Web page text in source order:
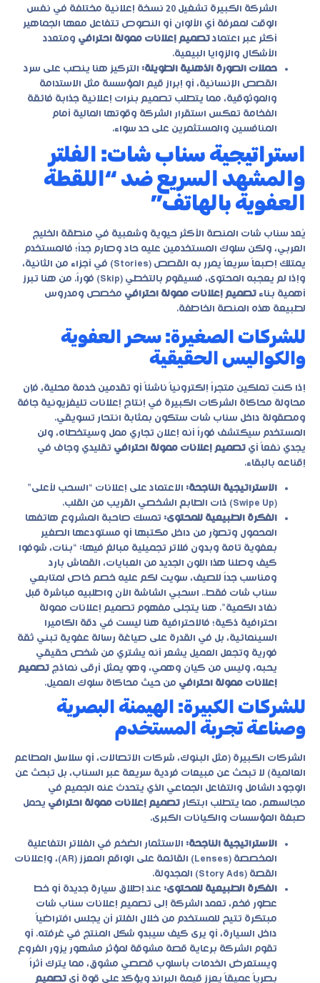
الشركة الكبيرة تشغيل 20 نسخة إعلانية مختلفة في نفس
الوقت لمعرفة أي الألوان أو النصوص تتفاعل معها الجماهير
أكثر عبر اعتماد تصميم إعلانات ممولة احترافي ومتعدد
الأشكال والزوايا البيعية.
حملات الصورة الذهنية الطويلة: التركيز هنا ينصب على سرد
القصص الإنسانية، أو إبراز قيم المؤسسة مثل الاستدامة
والموثوقية، مما يتطلب تصميم بنرات إعلانية جذابة فائقة
الفخامة تعكس استقرار الشركة وقوتها المالية أمام
المنافسين والمستثمرين على حد سواء.
استراتيجية سناب شات: الفلتر
والمشهد السريع ضد “اللقطة
العفوية بالهاتف”
يُعد سناب شات المنصة الأكثر حيوية وشعبية في منطقة الخليج
العربي، ولكن سلوك المستخدمين عليه حاد وصارم جداً؛ فالمستخدم
يمتلك إصبعاً سريعاً يمرر به القصص (Stories) في أجزاء من الثانية،
وإذا لم يعجبه المحتوى، فسيقوم بالتخطي (Skip) فوراً. من هنا تبرز
أهمية بناء تصميم إعلانات ممولة احترافي مخصص ومدروس
لطبيعة هذه المنصة الخاطفة.
للشركات الصغيرة: سحر العفوية
والكواليس الحقيقية
إذا كنتِ تملكين متجراً إلكترونياً ناشئاً أو تقدمين خدمة محلية، فإن
محاولة محاكاة الشركات الكبيرة في إنتاج إعلانات تليفزيونية جافة
ومصقولة داخل سناب شات ستكون بمثابة انتحار تسويقي.
المستخدم سيكتشف فوراً أنه إعلان تجاري ممل وسيتخطاه، ولن
يجدي نفعاً أي تصميم إعلانات ممولة احترافي تقليدي وجاف في
إقناعه بالبقاء.
الاستراتيجية الناجحة: الاعتماد على إعلانات “السحب لأعلى”
(Swipe Up) ذات الطابع الشخصي القريب من القلب.
الفكرة الطبيعية للمحتوى: تمسك صاحبة المشروع هاتفها
المحمول وتصوّر من داخل مكتبها أو مستودعها الصغير
بعفوية تامة وبدون فلاتر تجميلية مبالغ فيها: “بنات، شوفوا
كيف وصلنا هذا اللون الجديد من العبايات، القماش بارد
ومناسب جداً للصيف، سويت لكم عليه خصم خاص لمتابعي
سناب شات فقط.. اسحبي الشاشة الآن واطلبيه مباشرة قبل
نفاد الكمية”. هنا يتجلى مفهوم تصميم إعلانات ممولة
احترافية ذكية؛ فالاحترافية هنا ليست في دقة الكاميرا
السينمائية، بل في القدرة على صياغة رسالة عفوية تبني ثقة
فورية وتجعل العميل يشعر أنه يشتري من شخص حقيقي
يحبه، وليس من كيان وهمي، وهو يمثل أرقى نماذج تصميم
إعلانات ممولة احترافي من حيث محاكاة سلوك العميل.
للشركات الكبيرة: الهيمنة البصرية
وصناعة تجربة المستخدم
الشركات الكبيرة (مثل البنوك، شركات الاتصالات، أو سلاسل المطاعم
العالمية) لا تبحث عن مبيعات فردية سريعة عبر السناب، بل تبحث عن
الوجود الشامل والتفاعل الجماعي الذي يتحدث عنه الجميع في
مجالسهم، مما يتطلب ابتكار تصميم إعلانات ممولة احترافي يحمل
صبغة المؤسسات والكيانات الكبرى.
الاستراتيجية الناجحة: الاستثمار الضخم في الفلاتر التفاعلية
المخصصة (Lenses) القائمة على الواقع المعزز (AR)، وإعلانات
القصة (Story Ads) المجدولة.
الفكرة الطبيعية للمحتوى: عند إطلاق سيارة جديدة أو خط
عطور فخم، تعمد الشركة إلى تصميم إعلانات سناب شات
مبتكرة تتيح للمستخدم من خلال الفلتر أن يجلس افتراضياً
داخل السيارة، أو يرى كيف سيبدو شكل المنتج في غرفته. أو
تقوم الشركة برعاية قصة مشوقة لمؤثر مشهور يزور الفروع
ويستعرض الخدمات بأسلوب قصصي مشوق، مما يترك أثراً
بصرياً عميقاً يعزز قيمة البراند ويؤكد على قوة أي تصميم